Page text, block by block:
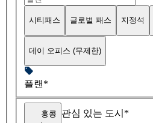
시티패스 글로벌 패스 지정석
데이 오피스 (무제한)
플랜*
홍콩 관심 있는 도시*